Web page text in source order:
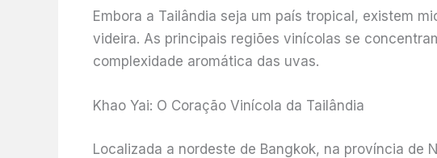
Embora a Tailândia seja um país tropical, existem
videira. As principais regiões vinícolas se
complexidade aromática das uvas.
Khao Yai: O Coração Vinícola da Tailândia
Localizada a nordeste de Bangkok, na província de